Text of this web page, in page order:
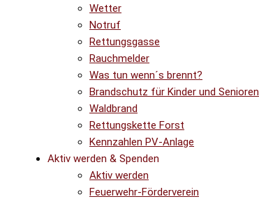
Wetter
Notruf
Rettungsgasse
Rauchmelder
Was tun wenn´s brennt?
Brandschutz für Kinder und Senioren
Waldbrand
Rettungskette Forst
Kennzahlen PV-Anlage
Aktiv werden & Spenden
Aktiv werden
Feuerwehr-Förderverein